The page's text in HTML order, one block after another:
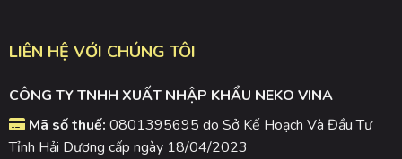
LIÊN HỆ VỚI CHÚNG TÔI
CÔNG TY TNHH XUẤT NHẬP KHẨU NEKO VINA
Mã số thuế: 0801395695 do Sở Kế Hoạch Và Đầu Tư
Tỉnh Hải Dương cấp ngày 18/04/2023